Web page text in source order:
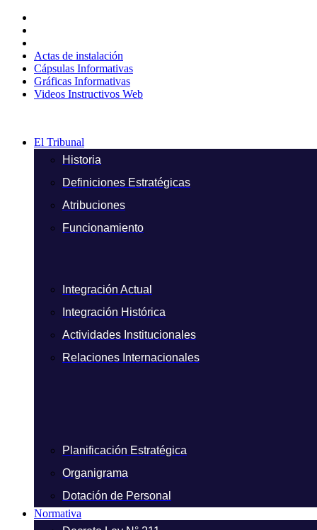
contenido
Actas de instalación
Cápsulas Informativas
Gráficas Informativas
Videos Instructivos Web
El Tribunal
Historia
Definiciones Estratégicas
Atribuciones
Funcionamiento
Integración Actual
Integración Histórica
Actividades Institucionales
Relaciones Internacionales
Planificación Estratégica
Organigrama
Dotación de Personal
Normativa